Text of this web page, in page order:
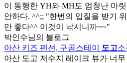
이 동행한 YH와 MH도 엄청난 마
안하다. ^^;; "한번의 입질을 받기
만 좋다^^ 이것이 낚시니까~~"
박인수님의 블로그
아산 키즈 펜션, 구공스테이 도고소
아산 도고 저수지 레이크 뷰가 너